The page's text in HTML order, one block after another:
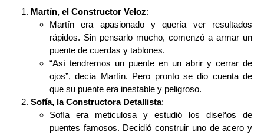
Martín, el Constructor Veloz:
Martín era apasionado y quería ver resultados
rápidos. Sin pensarlo mucho, comenzó a armar un
puente de cuerdas y tablones.
“Así tendremos un puente en un abrir y cerrar de
ojos”, decía Martín. Pero pronto se dio cuenta de
que su puente era inestable y peligroso.
Sofía, la Constructora Detallista:
Sofía era meticulosa y estudió los diseños de
puentes famosos. Decidió construir uno de acero y